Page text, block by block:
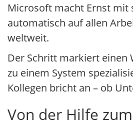
Microsoft macht Ernst mit
automatisch auf allen
weltweit.
Der Schritt markiert einen
zu einem System
Kollegen bricht an – ob
Von der Hilfe